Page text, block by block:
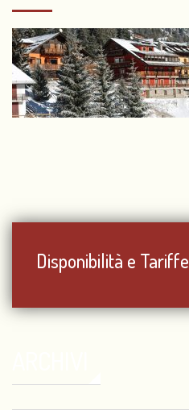
Disponibilità e Tariffe